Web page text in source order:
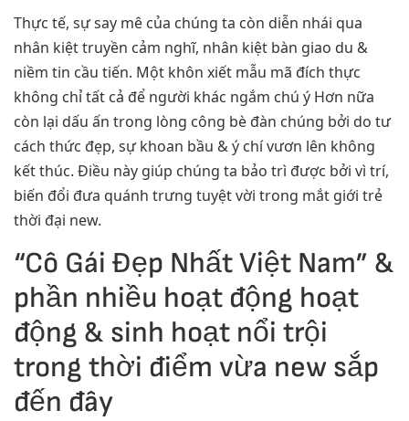
Thực tế, sự say mê của chúng ta còn diễn nhái qua
nhân kiệt truyền cảm nghĩ, nhân kiệt bàn giao du &
niềm tin cầu tiến. Một khôn xiết mẫu mã đích thực
không chỉ tất cả để người khác ngắm chú ý Hơn nữa
còn lại dấu ấn trong lòng công bè đàn chúng bởi do tư
cách thức đẹp, sự khoan bầu & ý chí vươn lên không
kết thúc. Điều này giúp chúng ta bảo trì được bởi vì trí,
biến đổi đưa quánh trưng tuyệt vời trong mắt giới trẻ
thời đại new.
“Cô Gái Đẹp Nhất Việt Nam” &
phần nhiều hoạt động hoạt
động & sinh hoạt nổi trội
trong thời điểm vừa new sắp
đến đây